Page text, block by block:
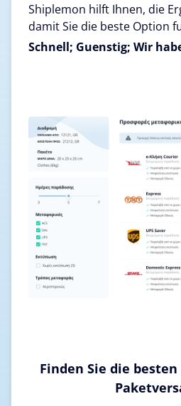
Shiplemon hilft Ihnen, die
damit Sie die beste Option
Schnell; Guenstig; Wir
Finden Sie die